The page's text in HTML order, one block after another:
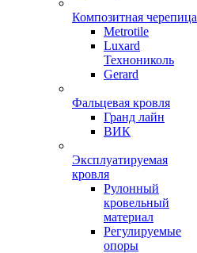
Композитная черепица
Metrotile
Luxard
Технониколь
Gerard
Фальцевая кровля
Гранд лайн
ВИК
Эксплуатируемая
кровля
Рулонный
кровельный
материал
Регулируемые
опоры